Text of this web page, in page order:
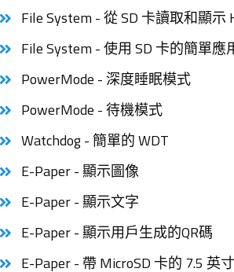
File System - 從 SD 卡讀取和顯示
File System - 使用 SD 卡的簡單應
PowerMode - 深度睡眠模式
PowerMode - 待機模式
Watchdog - 簡單的 WDT
E-Paper - 顯示圖像
E-Paper - 顯示文字
E-Paper - 顯示用戶生成的QR碼
E-Paper - 帶 MicroSD 卡的 7.5 英